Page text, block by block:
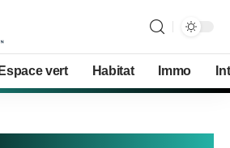
Espace vert Habitat Immo